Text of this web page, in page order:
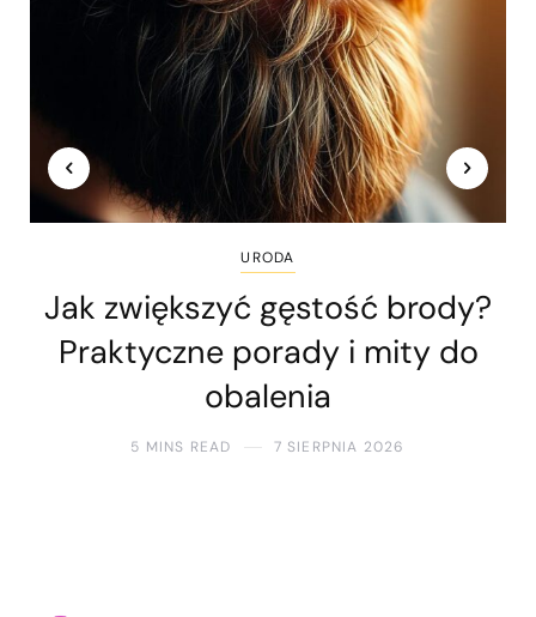
URODA
Jak zwiększyć gęstość brody?
Praktyczne porady i mity do
obalenia
5 MINS READ 7 SIERPNIA 2026